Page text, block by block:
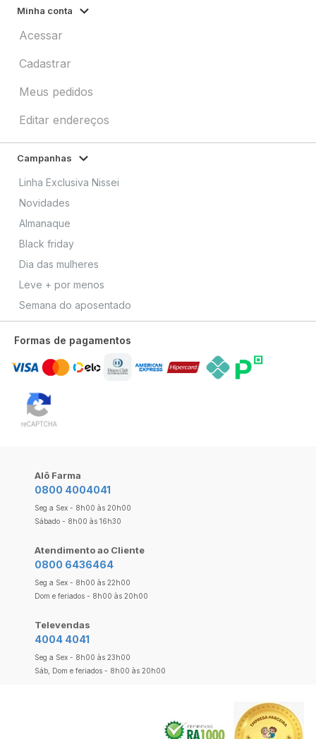
Minha conta
Acessar
Cadastrar
Meus pedidos
Editar endereços
Campanhas
Linha Exclusiva Nissei
Novidades
Almanaque
Black friday
Dia das mulheres
Leve + por menos
Semana do aposentado
Formas de pagamentos
Alô Farma
0800 4004041
Seg a Sex - 8h00 às 20h00
Sábado - 8h00 às 16h30
Atendimento ao Cliente
0800 6436464
Seg a Sex - 8h00 às 22h00
Dom e feriados - 8h00 às 20h00
Televendas
4004 4041
Seg a Sex - 8h00 às 23h00
Sáb, Dom e feriados - 8h00 às 20h00